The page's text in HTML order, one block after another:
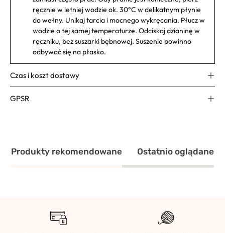
ręcznie w letniej wodzie ok. 30°C w delikatnym płynie
do wełny. Unikaj tarcia i mocnego wykręcania. Płucz w
wodzie o tej samej temperaturze. Odciskaj dzianinę w
ręczniku, bez suszarki bębnowej. Suszenie powinno
odbywać się na płasko.
Czas i koszt dostawy
GPSR
Produkty rekomendowane Ostatnio oglądane